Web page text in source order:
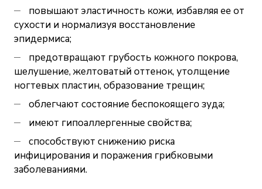
повышают эластичность кожи, избавляя ее от
сухости и нормализуя восстановление
эпидермиса;
предотвращают грубость кожного покрова,
шелушение, желтоватый оттенок, утолщение
ногтевых пластин, образование трещин;
облегчают состояние беспокоящего зуда;
имеют гипоаллергенные свойства;
способствуют снижению риска
инфицирования и поражения грибковыми
заболеваниями.